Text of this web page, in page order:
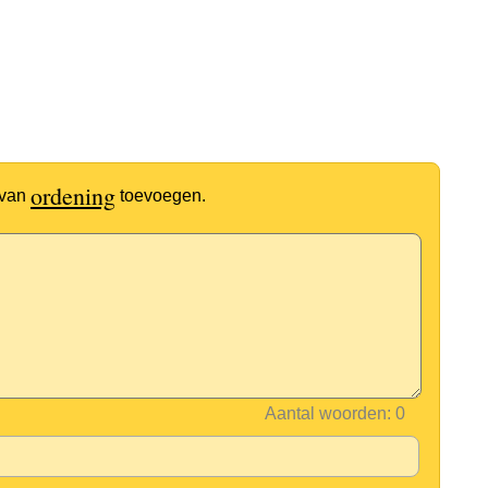
ordening toevoegen.
Aantal woorden: